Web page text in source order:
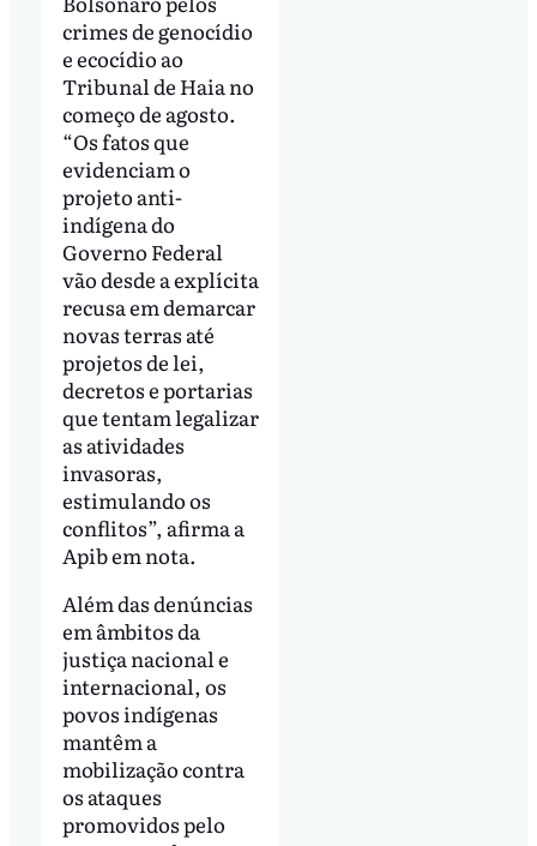
crimes de genocídio
e ecocídio ao
Tribunal de Haia no
começo de agosto.
“Os fatos que
evidenciam o
projeto anti-
indígena do
Governo Federal
vão desde a explícita
recusa em demarcar
novas terras até
projetos de lei,
decretos e portarias
que tentam legalizar
as atividades
invasoras,
estimulando os
conflitos”, afirma a
Apib em nota.
Além das denúncias
em âmbitos da
justiça nacional e
internacional, os
povos indígenas
mantêm a
mobilização contra
os ataques
promovidos pelo